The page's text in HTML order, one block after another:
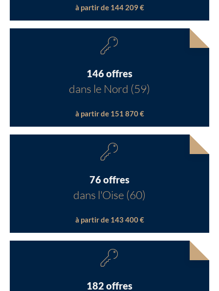
à partir de 144 209 €
146 offres
dans le Nord (59)
à partir de 151 870 €
76 offres
dans l'Oise (60)
à partir de 143 400 €
182 offres